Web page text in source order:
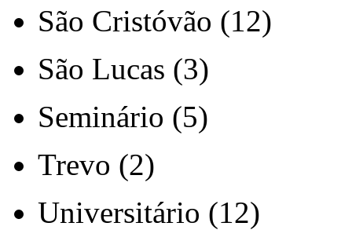
São Cristóvão (12)
São Lucas (3)
Seminário (5)
Trevo (2)
Universitário (12)